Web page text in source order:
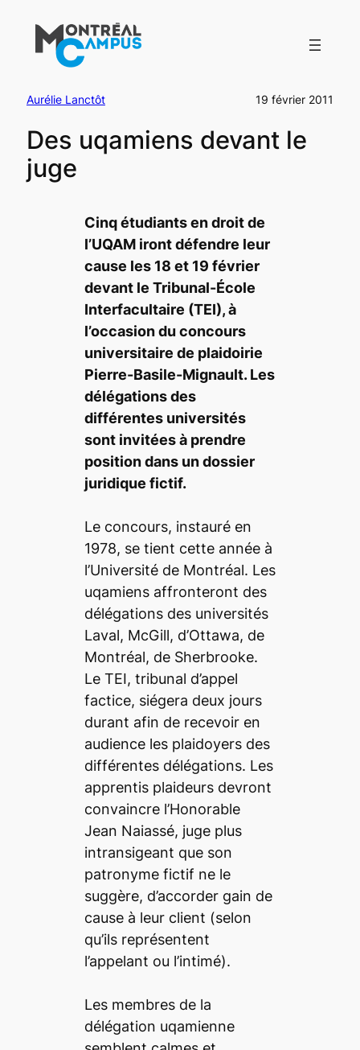
contenu
Aurélie Lanctôt 19 février 2011
Des uqamiens devant le
juge
Cinq étudiants en droit de
l’UQAM iront défendre leur
cause les 18 et 19 février
devant le Tribunal-École
Interfacultaire (TEI), à
l’occasion du concours
universitaire de plaidoirie
Pierre-Basile-Mignault. Les
délégations des
différentes universités
sont invitées à prendre
position dans un dossier
juridique fictif.
Le concours, instauré en
1978, se tient cette année à
l’Université de Montréal. Les
uqamiens affronteront des
délégations des universités
Laval, McGill, d’Ottawa, de
Montréal, de Sherbrooke.
Le TEI, tribunal d’appel
factice, siégera deux jours
durant afin de recevoir en
audience les plaidoyers des
différentes délégations. Les
apprentis plaideurs devront
convaincre l’Honorable
Jean Naiassé, juge plus
intransigeant que son
patronyme fictif ne le
suggère, d’accorder gain de
cause à leur client (selon
qu’ils représentent
l’appelant ou l’intimé).
Les membres de la
délégation uqamienne